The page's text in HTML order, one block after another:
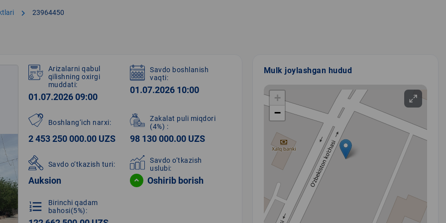
chevron_right 23964450
Arizalarni qabul
qilishning oxirgi
muddati:
01.07.2026 09:00
Savdo boshlanish
vaqti:
01.07.2026 10:00
Boshlang‘ich narxi:
2 453 250 000.00 UZS
Zakalat puli miqdori
(4%) :
98 130 000.00 UZS
Savdo o‘tkazish turi:
Auksion
Savdo o‘tkazish
uslubi:
Oshirib borish
format_list_numbered
Birinchi qadam
bahosi(5%):
Mulk joylashgan hudud
+
−